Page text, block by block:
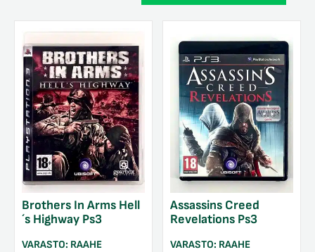
Brothers In Arms Hell
´s Highway Ps3
VARASTO: RAAHE
Assassins Creed
Revelations Ps3
VARASTO: RAAHE